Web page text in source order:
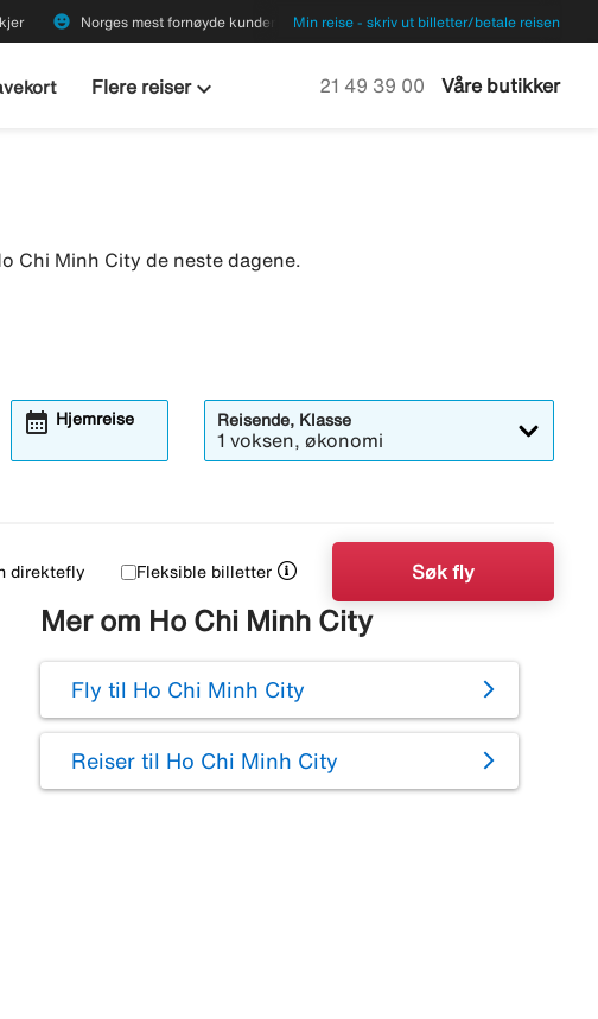
emoji_emotions Norges mest fornøyde kunder Min reise - skriv ut billetter/betale reisen
Flere reiserkeyboard_arrow_down Ring oss på
21 49 39 00 Våre butikker
Chi Minh City de neste dagene.
Hjemreise
calendar_month Reisende, Klasse
1 voksen, økonomi
direktefly Fleksible billetter Søk fly
Mer om Ho Chi Minh City
Fly til Ho Chi Minh City
Reiser til Ho Chi Minh City